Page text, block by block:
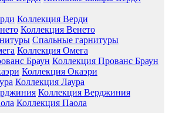
Коллекция Верди
Коллекция Венето
Спальные гарнитуры
Коллекция Омега
Коллекция Прованс Браун
Коллекция Окаэри
Коллекция Лаура
Коллекция Верджиния
Коллекция Паола